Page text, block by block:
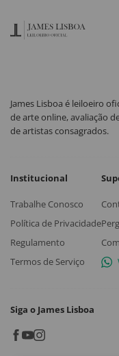
James Lisboa é leiloeiro
de arte online, avaliação
de artistas consagrados.
Institucional
Trabalhe Conosco
Política de Privacidade
Regulamento
Termos de Serviço
Siga o James Lisboa